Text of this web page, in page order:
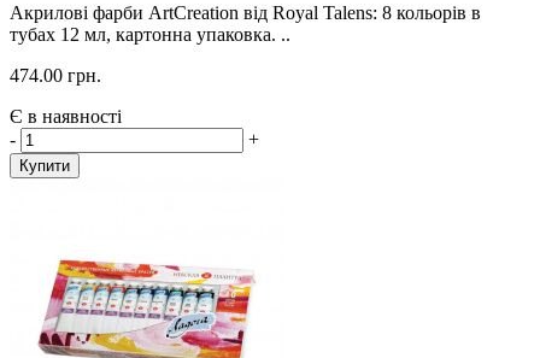
Акрилові фарби ArtCreation від Royal Talens: 8 кольорів в
тубах 12 мл, картонна упаковка. ..
474.00 грн.
Є в наявності
-
+
Купити